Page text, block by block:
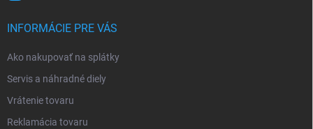
INFORMÁCIE PRE VÁS
Ako nakupovať na splátky
Servis a náhradné diely
Vrátenie tovaru
Reklamácia tovaru